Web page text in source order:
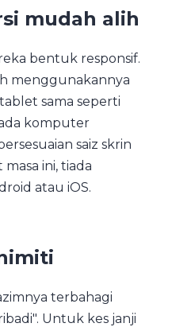
mudah alih
bentuk responsif.
menggunakannya
sama seperti
komputer
saiz skrin
ini, tiada
atau iOS.
terbahagi
Untuk kes janji